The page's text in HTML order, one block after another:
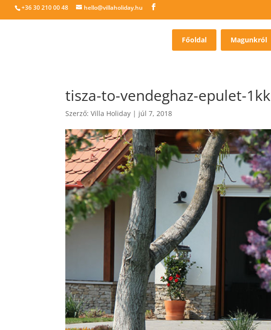
+36 30 210 00 48 hello@villaholiday.hu
Főoldal Magunkról
tisza-to-vendeghaz-epulet-1kk
Szerző:Villa Holiday | júl 7, 2018